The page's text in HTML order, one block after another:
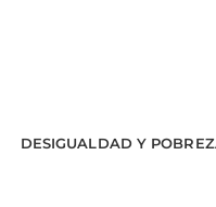
DESIGUALDAD Y